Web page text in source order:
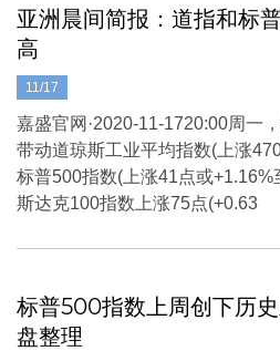
11/17
亚洲晨间简报：道指和标
高
嘉盛官网·2020-11-1720:00周一
带动道琼斯工业平均指数(上涨
标普500指数(上涨41点或
斯达克100指数上涨75点(+0.63
标普500指数上周创下历
盘整理